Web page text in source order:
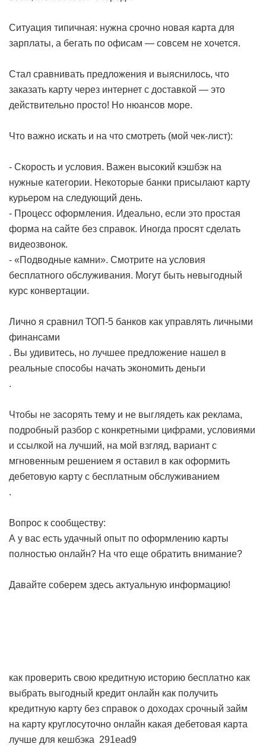
Ситуация типичная: нужна срочно новая карта для
зарплаты, а бегать по офисам — совсем не хочется.
Стал сравнивать предложения и выяснилось, что
заказать карту через интернет с доставкой — это
действительно просто! Но нюансов море.
Что важно искать и на что смотреть (мой чек-лист):
- Скорость и условия. Важен высокий кэшбэк на
нужные категории. Некоторые банки присылают карту
курьером на следующий день.
- Процесс оформления. Идеально, если это простая
форма на сайте без справок. Иногда просят сделать
видеозвонок.
- «Подводные камни». Смотрите на условия
бесплатного обслуживания. Могут быть невыгодный
курс конвертации.
Лично я сравнил ТОП-5 банков как управлять личными
финансами
. Вы удивитесь, но лучшее предложение нашел в
реальные способы начать экономить деньги
.
Чтобы не засорять тему и не выглядеть как реклама,
подробный разбор с конкретными цифрами, условиями
и ссылкой на лучший, на мой взгляд, вариант с
мгновенным решением я оставил в как оформить
дебетовую карту с бесплатным обслуживанием
.
Вопрос к сообществу:
А у вас есть удачный опыт по оформлению карты
полностью онлайн? На что еще обратить внимание?
Давайте соберем здесь актуальную информацию!
как проверить свою кредитную историю бесплатно как
выбрать выгодный кредит онлайн как получить
кредитную карту без справок о доходах срочный займ
на карту круглосуточно онлайн какая дебетовая карта
лучше для кешбэка 291ead9